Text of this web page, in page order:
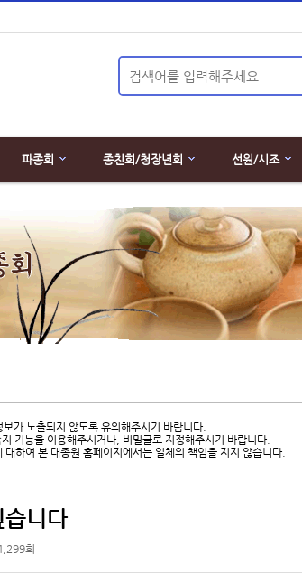
파종회 종친회/청장년회 선원/시조
가 노출되지 않도록 유의해주시기 바랍니다.
기능을 이용해주시거나, 비밀글로 지정해주시기 바랍니다.
하여 본 대종원 홈페이지에서는 일체의 책임을 지지 않습니다.
니다
회